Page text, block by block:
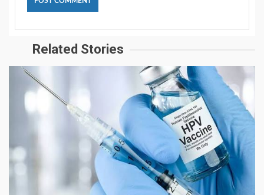
Related Stories